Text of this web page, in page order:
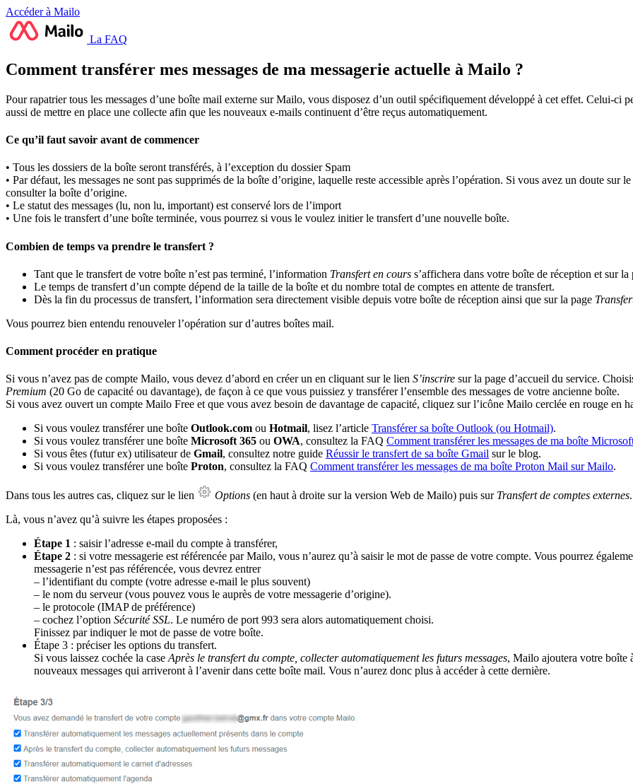
Accéder à Mailo
La FAQ
Comment transférer mes messages de ma messagerie actuelle à Mailo ?
Pour rapatrier tous les messages d’une boîte mail externe sur Mailo, vous disposez d’un outil spécifiquement développé à cet effet. Celui-ci
aussi de mettre en place une collecte afin que les nouveaux e-mails continuent d’être reçus automatiquement.
Ce qu’il faut savoir avant de commencer
• Tous les dossiers de la boîte seront transférés, à l’exception du dossier Spam
• Par défaut, les messages ne sont pas supprimés de la boîte d’origine, laquelle reste accessible après l’opération. Si vous avez un doute
consulter la boîte d’origine.
• Le statut des messages (lu, non lu, important) est conservé lors de l’import
• Une fois le transfert d’une boîte terminée, vous pourrez si vous le voulez initier le transfert d’une nouvelle boîte.
Combien de temps va prendre le transfert ?
Tant que le transfert de votre boîte n’est pas terminé, l’information Transfert en cours s’affichera dans votre boîte de réception et sur
Le temps de transfert d’un compte dépend de la taille de la boîte et du nombre total de comptes en attente de transfert.
Dès la fin du processus de transfert, l’information sera directement visible depuis votre boîte de réception ainsi que sur la page
Vous pourrez bien entendu renouveler l’opération sur d’autres boîtes mail.
Comment procéder en pratique
Si vous n’avez pas de compte Mailo, vous devez d’abord en créer un en cliquant sur le lien S’inscrire sur la page d’accueil du service.
Premium (20 Go de capacité ou davantage), de façon à ce que vous puissiez y transférer l’ensemble des messages de votre ancienne boîte.
Si vous avez ouvert un compte Mailo Free et que vous avez besoin de davantage de capacité, cliquez sur l’icône Mailo cerclée en rouge en
Si vous voulez transférer une boîte Outlook.com ou Hotmail, lisez l’article Transférer sa boîte Outlook (ou Hotmail).
Si vous voulez transférer une boîte Microsoft 365 ou OWA, consultez la FAQ Comment transférer les messages de ma boîte
Si vous êtes (futur ex) utilisateur de Gmail, consultez notre guide Réussir le transfert de sa boîte Gmail sur le blog.
Si vous voulez transférer une boîte Proton, consultez la FAQ Comment transférer les messages de ma boîte Proton Mail sur Mailo.
Dans tous les autres cas, cliquez sur le lien Options (en haut à droite sur la version Web de Mailo) puis sur Transfert de comptes externes
Là, vous n’avez qu’à suivre les étapes proposées :
Étape 1 : saisir l’adresse e-mail du compte à transférer,
Étape 2 : si votre messagerie est référencée par Mailo, vous n’aurez qu’à saisir le mot de passe de votre compte. Vous pourrez
messagerie n’est pas référencée, vous devrez entrer
– l’identifiant du compte (votre adresse e-mail le plus souvent)
– le nom du serveur (vous pouvez vous le auprès de votre messagerie d’origine).
– le protocole (IMAP de préférence)
– cochez l’option Sécurité SSL. Le numéro de port 993 sera alors automatiquement choisi.
Finissez par indiquer le mot de passe de votre boîte.
Étape 3 : préciser les options du transfert.
Si vous laissez cochée la caseAprès le transfert du compte, collecter automatiquement les futurs messages, Mailo ajoutera votre boîte
nouveaux messages qui arriveront à l’avenir dans cette boîte mail. Vous n’aurez donc plus à accéder à cette dernière.